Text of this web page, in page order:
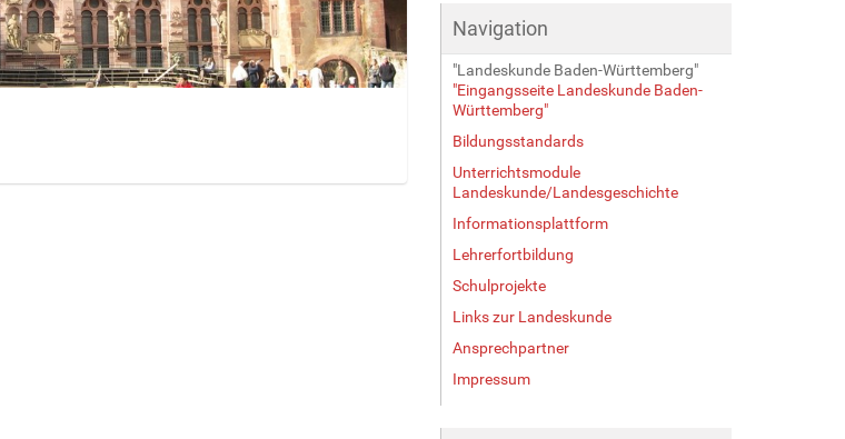
Navigation
"Landeskunde Baden-Württemberg"
"Eingangsseite Landeskunde Baden-
Württemberg"
Bildungsstandards
Unterrichtsmodule
Landeskunde/Landesgeschichte
Informationsplattform
Lehrerfortbildung
Schulprojekte
Links zur Landeskunde
Ansprechpartner
Impressum